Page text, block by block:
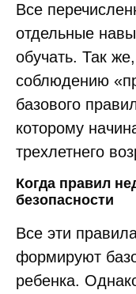
Все
отдельные
обучать. Так
соблюдению
базового
которому
трехлетнего
Когда правил
безопасности
Все эти
формируют
ребенка.